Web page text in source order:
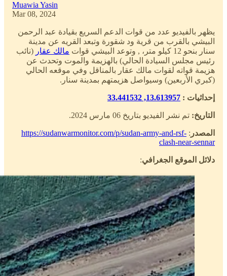
Muawia Yasin
Mar 08, 2024
يظهر بالفيديو عدد من قوات الدعم السريع بقيادة عبد الرحمن
البيشي بالقرب من قرية ود شقورة وتبعد القريه عن مدينة
سنار بنحو 12 كيلو متر، , وتوعد البيشي قوات
مالك عقار (نائب
رئيس مجلس السيادة الحالي) بالهزيمة والموت وتحدث عن
هزيمة قواته لقوات مالك عقار بالمناقل وفي موقعه الحالي
(كبري الأربعين) وسيواصل هزيمتهم بمدينة سنار.
إحداثيات : 13.613957, 33.441532
التاريخ: تم نشر الفيديو بتاريخ 06 مارس 2024.
المصدر :
https://sudanwarmonitor.com/p/sudan-army-and-rsf-
clash-near-sennar
دلائل الموقع الجغرافي: